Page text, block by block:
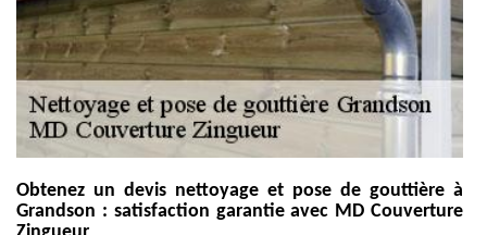
Obtenez un devis nettoyage et pose de gouttière à
Grandson : satisfaction garantie avec MD Couverture